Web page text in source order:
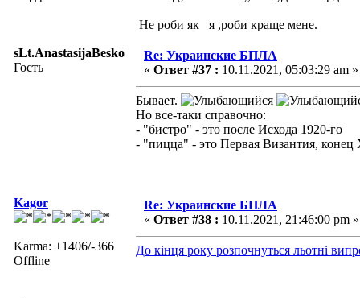
Не роби як я ,роби краще мене.
sLt.AnastasijaBesko
Гость
Re: Украинские БПЛА
« Ответ #37 : 10.11.2021, 05:03:29 am »
Бывает.
Но все-таки справочно:
- "бистро" - это после Исхода 1920-го
- "пицца" - это Первая Византия, конец
Kagor
Karma: +1406/-366
Offline
Re: Украинские БПЛА
« Ответ #38 : 10.11.2021, 21:46:00 pm »
До кінця року розпочнуться льотні